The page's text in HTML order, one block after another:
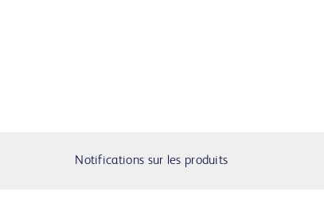
Notifications sur les produits